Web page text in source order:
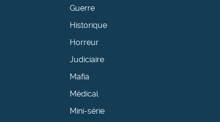
Guerre
Historique
Horreur
Judiciaire
Mafia
Médical
Mini-série